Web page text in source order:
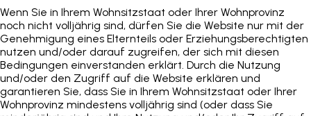
Wenn Sie in Ihrem Wohnsitzstaat oder Ihrer Wohnprovinz
noch nicht volljährig sind, dürfen Sie die Website nur mit der
Genehmigung eines Elternteils oder Erziehungsberechtigten
nutzen und/oder darauf zugreifen, der sich mit diesen
Bedingungen einverstanden erklärt. Durch die Nutzung
und/oder den Zugriff auf die Website erklären und
garantieren Sie, dass Sie in Ihrem Wohnsitzstaat oder Ihrer
Wohnprovinz mindestens volljährig sind (oder dass Sie